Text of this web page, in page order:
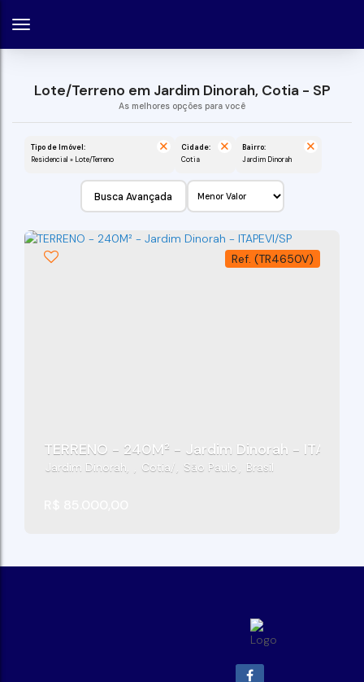
Lote/Terreno em Jardim Dinorah, Cotia - SP
Tipo de Imóvel:
Residencial » Lote/Terreno
Cidade:
Cotia
Bairro:
Jardim Dinorah
Busca Avançada
(TR4650V)
TERRENO - 240M² - Jardim Dinorah - ITAPEVI/
Jardim Dinorah Cotia São Paulo Brasil